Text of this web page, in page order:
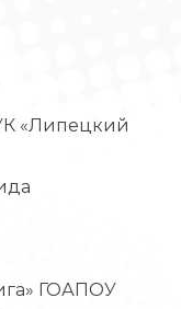
«Липецкий
ГОАПОУ